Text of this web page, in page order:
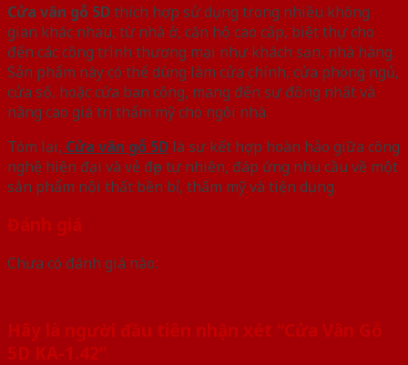
Cửa vân gỗ 5Dthích hợp sử dụng trong nhiều không
gian khác nhau, từ nhà ở, căn hộ cao cấp, biệt thự cho
đến các công trình thương mại như khách sạn, nhà hàng.
Sản phẩm này có thể dùng làm cửa chính, cửa phòng ngủ,
cửa sổ, hoặc cửa ban công, mang đến sự đồng nhất và
nâng cao giá trị thẩm mỹ cho ngôi nhà.
Tóm lại, Cửa vân gỗ 5D là sự kết hợp hoàn hảo giữa công
nghệ hiện đại và vẻ đẹp tự nhiên, đáp ứng nhu cầu về một
sản phẩm nội thất bền bỉ, thẩm mỹ và tiện dụng.
Đánh giá
Chưa có đánh giá nào.
Hãy là người đầu tiên nhận xét “Cửa Vân Gỗ
5D KA-1.42”